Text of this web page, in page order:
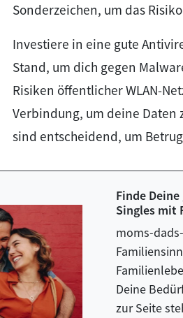
Sonderzeichen, um das
Investiere in eine gute
Stand, um dich gegen
Risiken öffentlicher WLAN-
Verbindung, um deine Daten
sind entscheidend, um
Finde
Singles mit
moms-
Deine
zur Seite